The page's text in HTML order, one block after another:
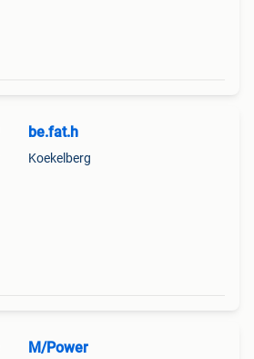
be.fat.h
Koekelberg
M/Power